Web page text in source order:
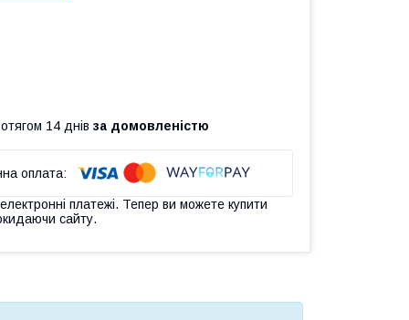
14 днів за домовленістю
платежі. Тепер ви можете купити
сайту.